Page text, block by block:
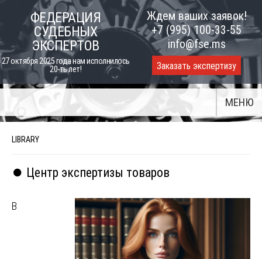
content
ФЕДЕРАЦИЯ
СУДЕБНЫХ
ЭКСПЕРТОВ
27 октября 2025 года нам исполнилось
20-ть лет!
Ждем ваших заявок!
+7 (995) 100-33-55
info@fse.ms
Заказать экспертизу
МЕНЮ
LIBRARY
⏺️ Центр экспертизы товаров
В